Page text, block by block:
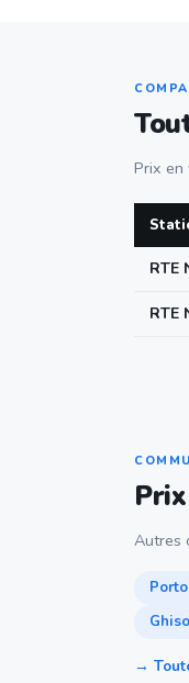
Prix en
RTE
RTE
Autres
→